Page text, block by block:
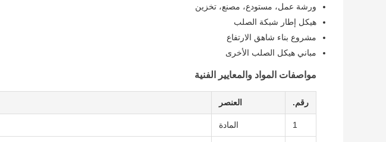
ورشة عمل، مستودع، مصنع، تخزين
هيكل إطار شبكة الصلب
مشروع بناء شاهق الارتفاع
مباني هيكل الصلب الأخرى
مواصفات المواد والمعايير الفنية
رقم. العنصر
1 المادة